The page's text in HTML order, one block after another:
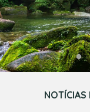
NOTÍCIAS